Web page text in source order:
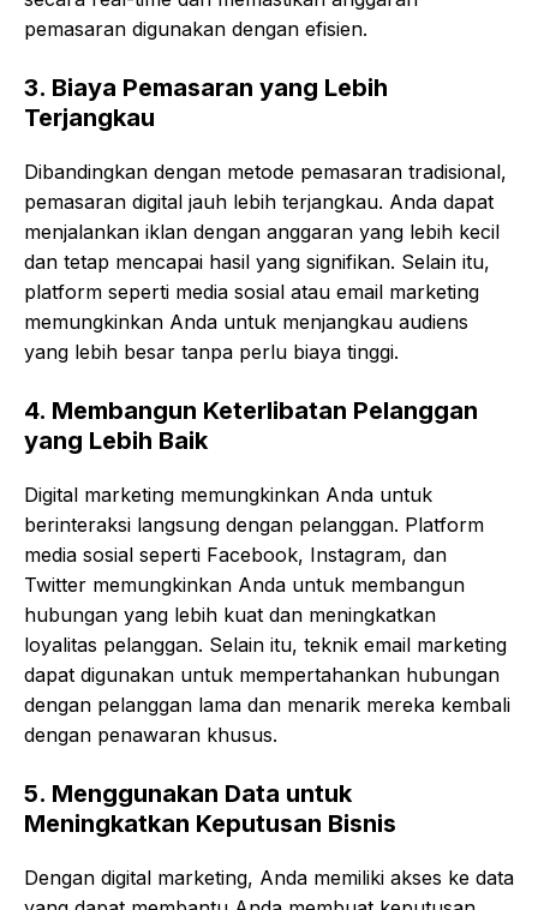
pemasaran digunakan dengan efisien.
3. Biaya Pemasaran yang Lebih
Terjangkau
Dibandingkan dengan metode pemasaran tradisional,
pemasaran digital jauh lebih terjangkau. Anda dapat
menjalankan iklan dengan anggaran yang lebih kecil
dan tetap mencapai hasil yang signifikan. Selain itu,
platform seperti media sosial atau email marketing
memungkinkan Anda untuk menjangkau audiens
yang lebih besar tanpa perlu biaya tinggi.
4. Membangun Keterlibatan Pelanggan
yang Lebih Baik
Digital marketing memungkinkan Anda untuk
berinteraksi langsung dengan pelanggan. Platform
media sosial seperti Facebook, Instagram, dan
Twitter memungkinkan Anda untuk membangun
hubungan yang lebih kuat dan meningkatkan
loyalitas pelanggan. Selain itu, teknik email marketing
dapat digunakan untuk mempertahankan hubungan
dengan pelanggan lama dan menarik mereka kembali
dengan penawaran khusus.
5. Menggunakan Data untuk
Meningkatkan Keputusan Bisnis
Dengan digital marketing, Anda memiliki akses ke data